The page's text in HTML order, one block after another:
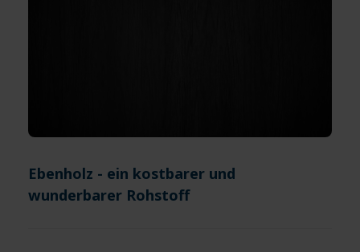
Ebenholz - ein kostbarer und
wunderbarer Rohstoff